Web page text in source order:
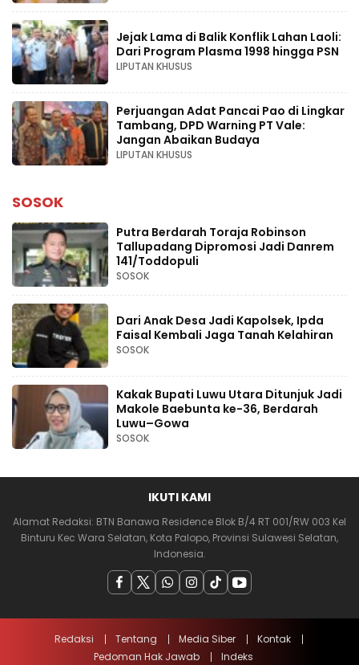
Jejak Lama di Balik Konflik Lahan Laoli:
Dari Program Plasma 1998 hingga PSN
LIPUTAN KHUSUS
Perjuangan Adat Pancai Pao di Lingkar
Tambang, DPD Warning PT Vale:
Jangan Abaikan Budaya
LIPUTAN KHUSUS
SOSOK
Putra Berdarah Toraja Robinson
Tallupadang Dipromosi Jadi Danrem
141/Toddopuli
SOSOK
Dari Anak Desa Jadi Kapolsek, Ipda
Faisal Kembali Jaga Tanah Kelahiran
SOSOK
Kakak Bupati Luwu Utara Ditunjuk Jadi
Makole Baebunta ke-36, Berdarah
Luwu–Gowa
SOSOK
IKUTI KAMI
Alamat Redaksi: BTN Banawa Residence Blok B/4 RT 001/RW 003 Kel
Binturu Kec Wara Selatan, Kota Palopo, Provinsi Sulawesi Selatan,
Indonesia.
Redaksi Tentang Media Siber
Kontak
Pedoman Hak Jawab
Indeks